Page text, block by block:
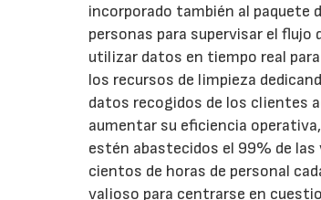
incorporado también al paquete
personas para supervisar el
utilizar datos en tiempo real
los recursos de limpieza
datos recogidos de los clientes
aumentar su eficiencia
estén abastecidos el 99% de las
cientos de horas de personal
valioso para centrarse en